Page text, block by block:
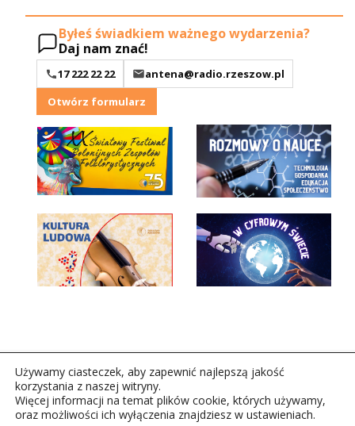
Byłeś świadkiem ważnego wydarzenia?
Daj nam znać!
17 222 22 22
antena@radio.rzeszow.pl
Otwórz formularz
Używamy ciasteczek, aby zapewnić najlepszą jakość
korzystania z naszej witryny.
Więcej informacji na temat plików cookie, których używamy,
oraz możliwości ich wyłączenia znajdziesz w ustawieniach.